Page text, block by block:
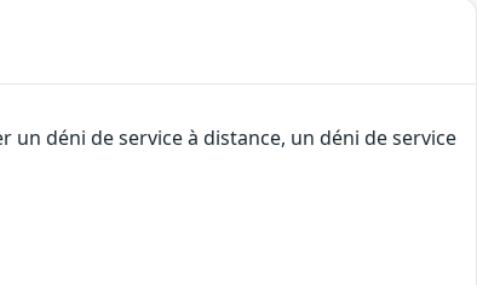
déni de service à distance, un déni de service